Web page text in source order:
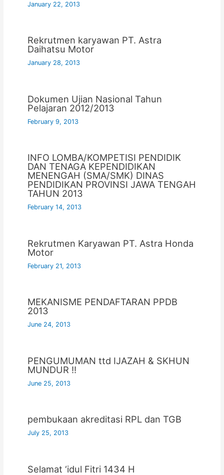
January 22, 2013
Rekrutmen karyawan PT. Astra
Daihatsu Motor
January 28, 2013
Dokumen Ujian Nasional Tahun
Pelajaran 2012/2013
February 9, 2013
INFO LOMBA/KOMPETISI PENDIDIK
DAN TENAGA KEPENDIDIKAN
MENENGAH (SMA/SMK) DINAS
PENDIDIKAN PROVINSI JAWA TENGAH
TAHUN 2013
February 14, 2013
Rekrutmen Karyawan PT. Astra Honda
Motor
February 21, 2013
MEKANISME PENDAFTARAN PPDB
2013
June 24, 2013
PENGUMUMAN ttd IJAZAH & SKHUN
MUNDUR !!
June 25, 2013
pembukaan akreditasi RPL dan TGB
July 25, 2013
Selamat ‘idul Fitri 1434 H